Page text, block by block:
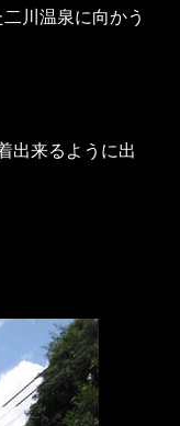
川温泉に向かう
出来るように出